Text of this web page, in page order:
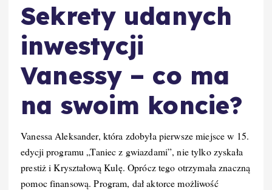
Sekrety udanych
inwestycji
Vanessy – co ma
na swoim koncie?
Vanessa Aleksander, która zdobyła pierwsze miejsce w 15.
edycji programu „Taniec z gwiazdami”, nie tylko zyskała
prestiż i Kryształową Kulę. Oprócz tego otrzymała znaczną
pomoc finansową. Program, dał aktorce możliwość